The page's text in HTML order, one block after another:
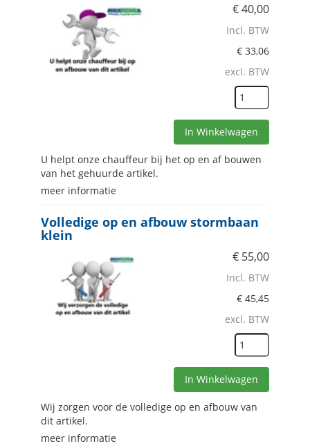
€40,00
Incl. BTW
€ 33,06
excl. BTW
In Winkelwagen
U helpt onze chauffeur bij het op en af bouwen
van het gehuurde artikel.
meer informatie
Volledige op en afbouw stormbaan
klein
€ 55,00
Incl. BTW
€ 45,45
excl. BTW
In Winkelwagen
Wij zorgen voor de volledige op en afbouw van
dit artikel.
meer informatie